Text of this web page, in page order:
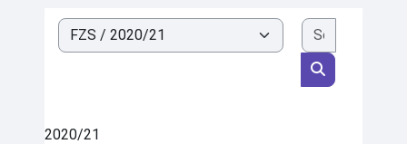
Course categories
Search
2020/21